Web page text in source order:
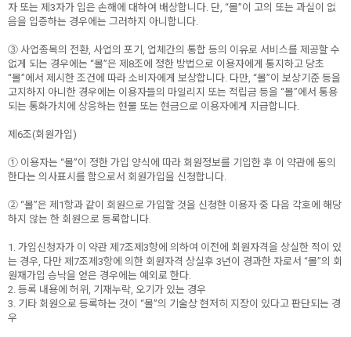
자 또는 제3자가 입은 손해에 대하여 배상합니다. 단, “몰”이 고의 또는 과실이 없
음을 입증하는 경우에는 그러하지 아니합니다.
③ 사업종목의 전환, 사업의 포기, 업체간의 통합 등의 이유로 서비스를 제공할 수
없게 되는 경우에는 “몰”은 제8조에 정한 방법으로 이용자에게 통지하고 당초
“몰”에서 제시한 조건에 따라 소비자에게 보상합니다. 다만, “몰”이 보상기준 등을
고지하지 아니한 경우에는 이용자들의 마일리지 또는 적립금 등을 “몰”에서 통용
되는 통화가치에 상응하는 현물 또는 현금으로 이용자에게 지급합니다.
제6조(회원가입)
① 이용자는 “몰”이 정한 가입 양식에 따라 회원정보를 기입한 후 이 약관에 동의
한다는 의사표시를 함으로서 회원가입을 신청합니다.
② “몰”은 제1항과 같이 회원으로 가입할 것을 신청한 이용자 중 다음 각호에 해당
하지 않는 한 회원으로 등록합니다.
1. 가입신청자가 이 약관 제7조제3항에 의하여 이전에 회원자격을 상실한 적이 있
는 경우, 다만 제7조제3항에 의한 회원자격 상실후 3년이 경과한 자로서 “몰”의 회
원재가입 승낙을 얻은 경우에는 예외로 한다.
2. 등록 내용에 허위, 기재누락, 오기가 있는 경우
3. 기타 회원으로 등록하는 것이 “몰”의 기술상 현저히 지장이 있다고 판단되는 경
우